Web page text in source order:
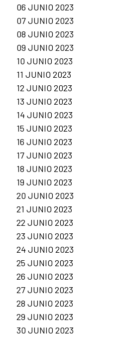
06 JUNIO 2023
07 JUNIO 2023
08 JUNIO 2023
09 JUNIO 2023
10 JUNIO 2023
11 JUNIO 2023
12 JUNIO 2023
13 JUNIO 2023
14 JUNIO 2023
15 JUNIO 2023
16 JUNIO 2023
17 JUNIO 2023
18 JUNIO 2023
19 JUNIO 2023
20 JUNIO 2023
21 JUNIO 2023
22 JUNIO 2023
23 JUNIO 2023
24 JUNIO 2023
25 JUNIO 2023
26 JUNIO 2023
27 JUNIO 2023
28 JUNIO 2023
29 JUNIO 2023
30 JUNIO 2023